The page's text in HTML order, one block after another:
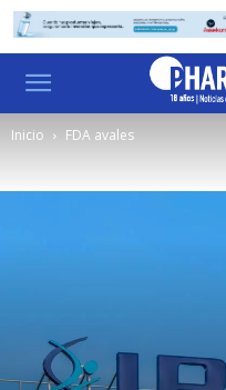
Inicio FDA avales